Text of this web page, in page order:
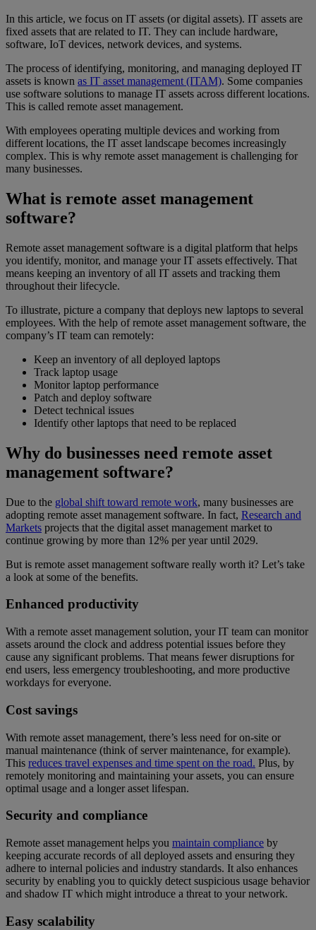
In this article, we focus on IT assets (or digital assets). IT assets are
fixed assets that are related to IT. They can include hardware,
software, IoT devices, network devices, and systems.
The process of identifying, monitoring, and managing deployed IT
assets is known as IT asset management (ITAM). Some companies
use software solutions to manage IT assets across different locations.
This is called remote asset management.
With employees operating multiple devices and working from
different locations, the IT asset landscape becomes increasingly
complex. This is why remote asset management is challenging for
many businesses.
What is remote asset management
software?
Remote asset management software is a digital platform that helps
you identify, monitor, and manage your IT assets effectively. That
means keeping an inventory of all IT assets and tracking them
throughout their lifecycle.
To illustrate, picture a company that deploys new laptops to several
employees. With the help of remote asset management software, the
company’s IT team can remotely:
Keep an inventory of all deployed laptops
Track laptop usage
Monitor laptop performance
Patch and deploy software
Detect technical issues
Identify other laptops that need to be replaced
Why do businesses need remote asset
management software?
Due to the global shift toward remote work, many businesses are
adopting remote asset management software. In fact, Research and
Markets projects that the digital asset management market to
continue growing by more than 12% per year until 2029.
But is remote asset management software really worth it? Let’s take
a look at some of the benefits.
Enhanced productivity
With a remote asset management solution, your IT team can monitor
assets around the clock and address potential issues before they
cause any significant problems. That means fewer disruptions for
end users, less emergency troubleshooting, and more productive
workdays for everyone.
Cost savings
With remote asset management, there’s less need for on-site or
manual maintenance (think of server maintenance, for example).
This reduces travel expenses and time spent on the road. Plus, by
remotely monitoring and maintaining your assets, you can ensure
optimal usage and a longer asset lifespan.
Security and compliance
Remote asset management helps you maintain compliance by
keeping accurate records of all deployed assets and ensuring they
adhere to internal policies and industry standards. It also enhances
security by enabling you to quickly detect suspicious usage behavior
and shadow IT which might introduce a threat to your network.
Easy scalability